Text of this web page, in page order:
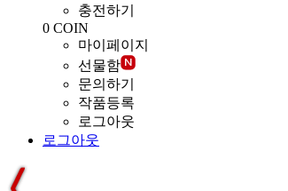
충전하기
0 COIN
마이페이지
선물함
문의하기
작품등록
로그아웃
로그아웃